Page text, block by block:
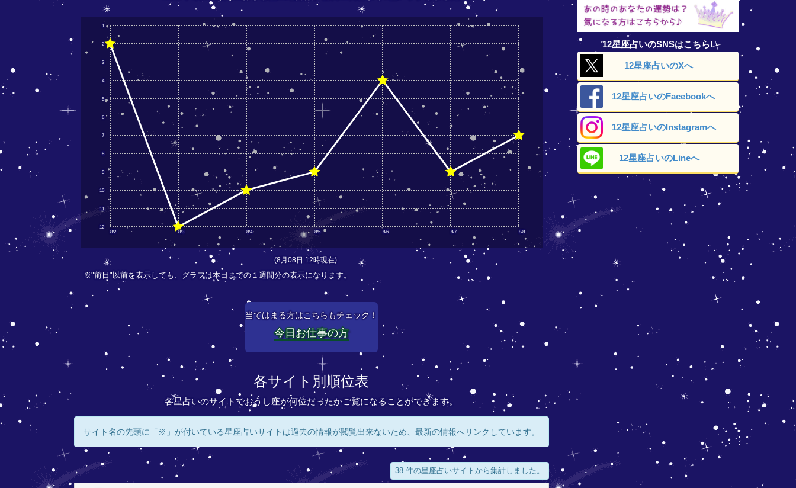
8/2 8/3 8/4 8/5 8/6 8/7 8/8
12
11
10
9
8
7
6
5
4
3
2
1
(8月08日 12時現在)
※"前日"以前を表示しても、グラフは本日までの１週間分の表示になります。
当てはまる方はこちらもチェック！
今日お仕事の方
各サイト別順位表
各星占いのサイトでおうし座が何位だったかご覧になることができます。
サイト名の先頭に「※」が付いている星座占いサイトは過去の情報が閲覧出来ないため、最新の情報へリンクしています。
38 件の星座占いサイトから集計しました。
12星座占いのSNSはこちら!
12星座占いのXへ
12星座占いのFacebookへ
12星座占いのInstagramへ
12星座占いのLineへ